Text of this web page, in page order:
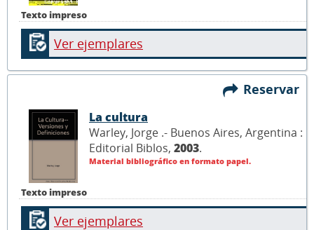
Texto impreso
Ver ejemplares
Reservar
Texto impreso
La cultura
Warley, Jorge .- Buenos Aires, Argentina :
Editorial Biblos, 2003.
Material bibliográfico en formato papel.
Ver ejemplares